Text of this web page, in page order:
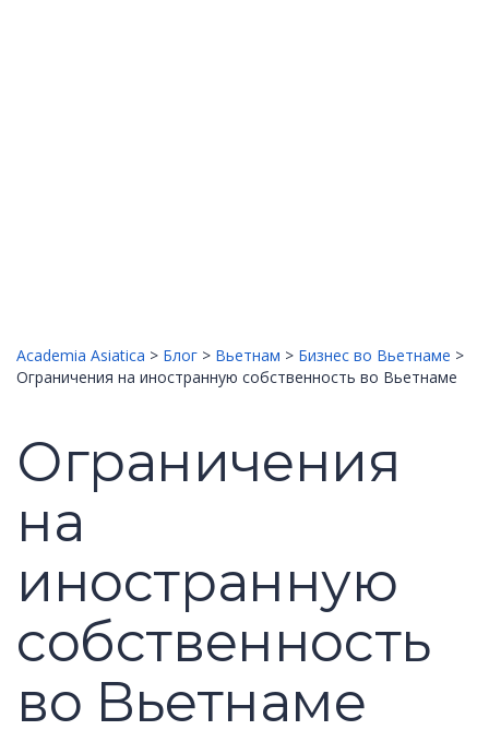
Academia Asiatica > Блог > Вьетнам > Бизнес во Вьетнаме >
Ограничения на иностранную собственность во Вьетнаме
Ограничения
на
иностранную
собственность
во Вьетнаме​